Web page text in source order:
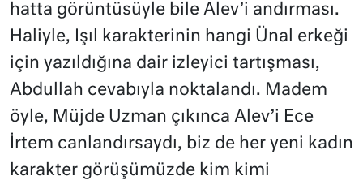
hatta görüntüsüyle bile Alev’i andırması.
Haliyle, Işıl karakterinin hangi Ünal erkeği
için yazıldığına dair izleyici tartışması,
Abdullah cevabıyla noktalandı. Madem
öyle, Müjde Uzman çıkınca Alev’i Ece
İrtem canlandırsaydı, biz de her yeni kadın
karakter görüşümüzde kim kimi